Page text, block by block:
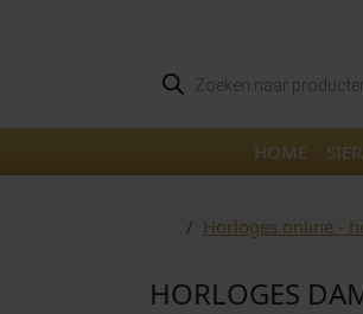
t
HOME
HomeHorloges online -
HORLOGES